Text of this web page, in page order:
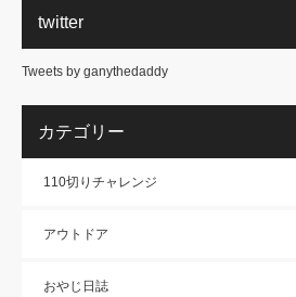
twitter
Tweets by ganythedaddy
カテゴリー
110切りチャレンジ
アウトドア
おやじ日誌